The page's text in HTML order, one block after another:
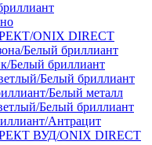
ONIX DIRECT
Белый бриллиант
Белый бриллиант
Белый бриллиант
Белый металл
Белый бриллиант
Антрацит
ВУД/ONIX DIRECT